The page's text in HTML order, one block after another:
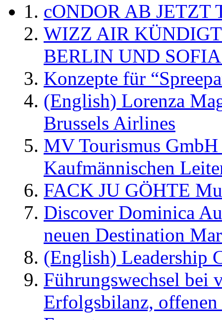
cONDOR AB
WIZZ AIR
BERLIN UND
Konzepte für
(English) Lorenza
Brussels Airlines
MV Tourismus
Kaufmännischen
FACK JU GÖHTE
Discover Dominica
neuen Destination
(English) Leadership
Führungswechsel bei
Erfolgsbilanz,